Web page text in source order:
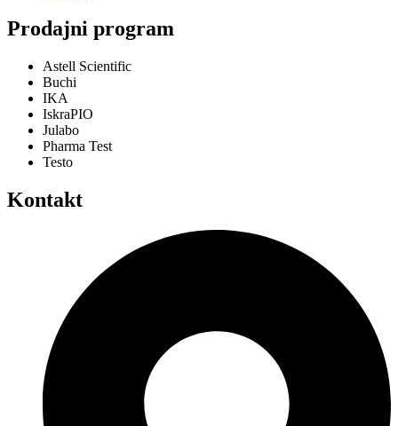
Prodajni program
Astell Scientific
Buchi
IKA
IskraPIO
Julabo
Pharma Test
Testo
Kontakt